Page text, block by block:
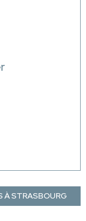
À STRASBOURG